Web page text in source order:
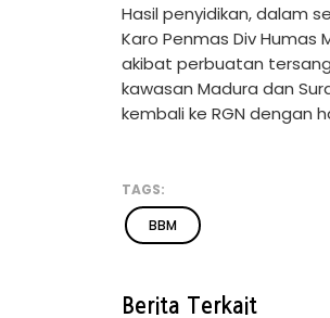
Hasil penyidikan, dalam
Karo Penmas Div Humas
akibat perbuatan
kawasan Madura dan
kembali ke RGN dengan
TAGS:
BBM
Berita Terkait